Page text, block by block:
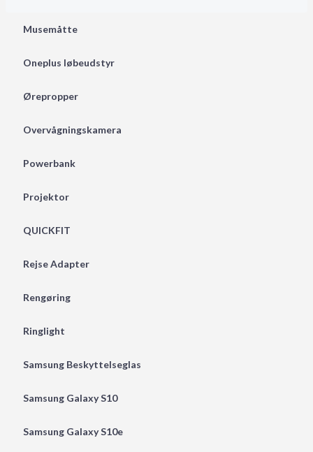
Musemåtte
Oneplus løbeudstyr
Ørepropper
Overvågningskamera
Powerbank
Projektor
QUICKFIT
Rejse Adapter
Rengøring
Ringlight
Samsung Beskyttelseglas
Samsung Galaxy S10
Samsung Galaxy S10e